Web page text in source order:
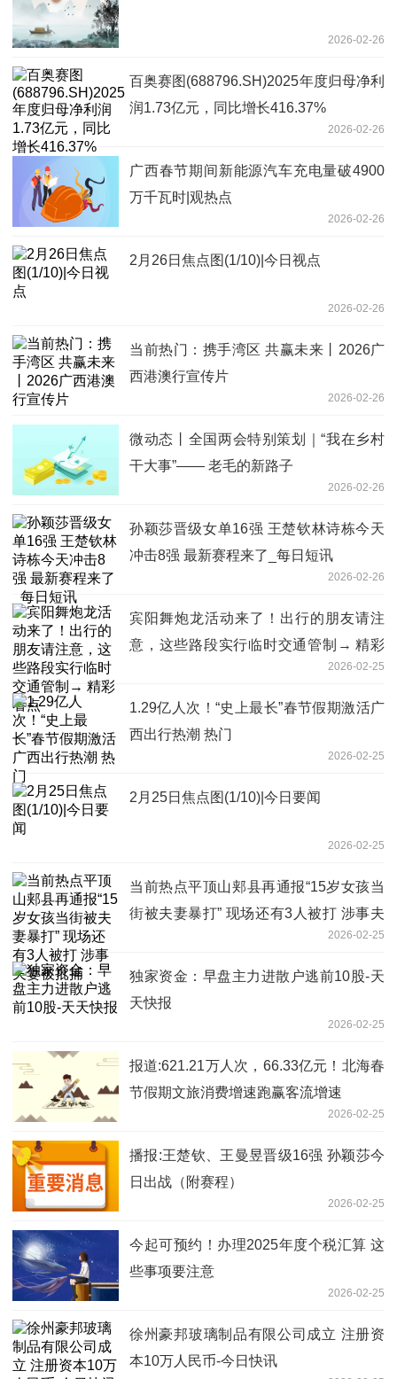
2026-02-26
百奥赛图(688796.SH)2025年度归母净利
润1.73亿元，同比增长416.37%
2026-02-26
广西春节期间新能源汽车充电量破4900
万千瓦时|观热点
2026-02-26
2月26日焦点图(1/10)|今日视点
2026-02-26
当前热门：携手湾区 共赢未来丨2026广
西港澳行宣传片
2026-02-26
微动态丨全国两会特别策划｜“我在乡村
干大事”—— 老毛的新路子
2026-02-26
孙颖莎晋级女单16强 王楚钦林诗栋今天
冲击8强 最新赛程来了_每日短讯
2026-02-26
宾阳舞炮龙活动来了！出行的朋友请注
意，这些路段实行临时交通管制→ 精彩
2026-02-25
1.29亿人次！“史上最长”春节假期激活广
西出行热潮 热门
2026-02-25
2月25日焦点图(1/10)|今日要闻
2026-02-25
当前热点平顶山郏县再通报“15岁女孩当
街被夫妻暴打” 现场还有3人被打 涉事夫
2026-02-25
独家资金：早盘主力进散户逃前10股-天
天快报
2026-02-25
报道:621.21万人次，66.33亿元！北海春
节假期文旅消费增速跑赢客流增速
2026-02-25
播报:王楚钦、王曼昱晋级16强 孙颖莎今
日出战（附赛程）
2026-02-25
今起可预约！办理2025年度个税汇算 这
些事项要注意
2026-02-25
徐州豪邦玻璃制品有限公司成立 注册资
本10万人民币-今日快讯